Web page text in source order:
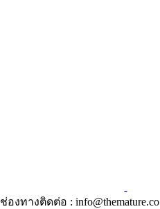
ช่องทางติดต่อ : info@themature.co